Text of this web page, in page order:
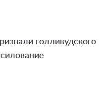
голливудского